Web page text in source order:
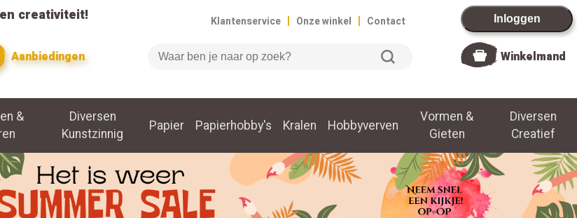
creativiteit!
Aanbiedingen
Klantenservice | Onze winkel | Contact
Zoeken
Inloggen
Winkelmand
&
Diversen
Kunstzinnig
Papier Papierhobby's Kralen Hobbyverven
Vormen &
Gieten
Diversen
Creatief